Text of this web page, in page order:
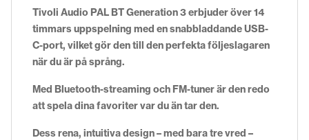
Tivoli Audio PAL BT Generation 3 erbjuder över 14
timmars uppspelning med en snabbladdande USB-
C-port, vilket gör den till den perfekta följeslagaren
när du är på språng.
Med Bluetooth-streaming och FM-tuner är den redo
att spela dina favoriter var du än tar den.
Dess rena, intuitiva design – med bara tre vred –